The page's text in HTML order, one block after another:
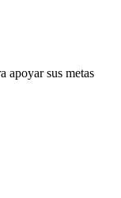
apoyar sus metas